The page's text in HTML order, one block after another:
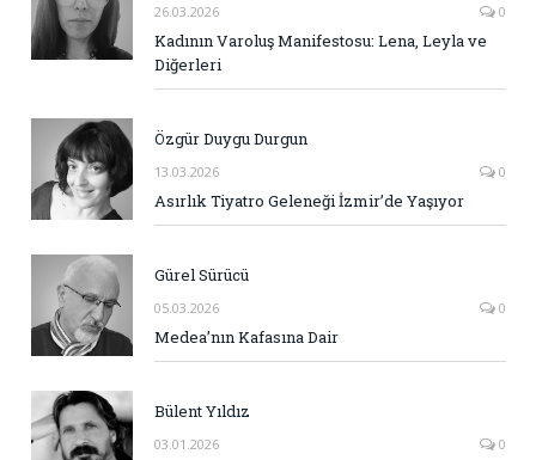
26.03.2026 0
Kadının Varoluş Manifestosu: Lena, Leyla ve
Diğerleri
Özgür Duygu Durgun
13.03.2026 0
Asırlık Tiyatro Geleneği İzmir’de Yaşıyor
Gürel Sürücü
05.03.2026 0
Medea’nın Kafasına Dair
Bülent Yıldız
03.01.2026 0